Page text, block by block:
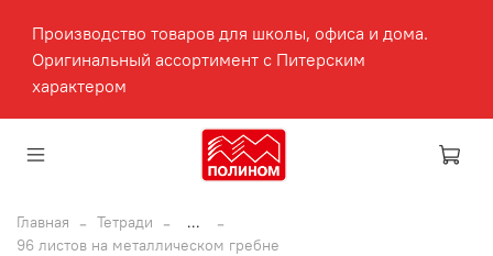
Производство товаров для школы, офиса и дома.
Оригинальный ассортимент с Питерским
характером
Главная Тетради
...
96 листов на металлическом гребне